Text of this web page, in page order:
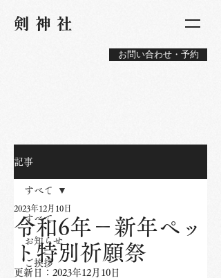
​剣神社
お問い合わせ・予約
記事
すべて
お知らせ
ご挨拶
すべて
令和6年－新年ペッ
ト特別祈願祭
2023年12月10日
更新日： 2023年12月10日